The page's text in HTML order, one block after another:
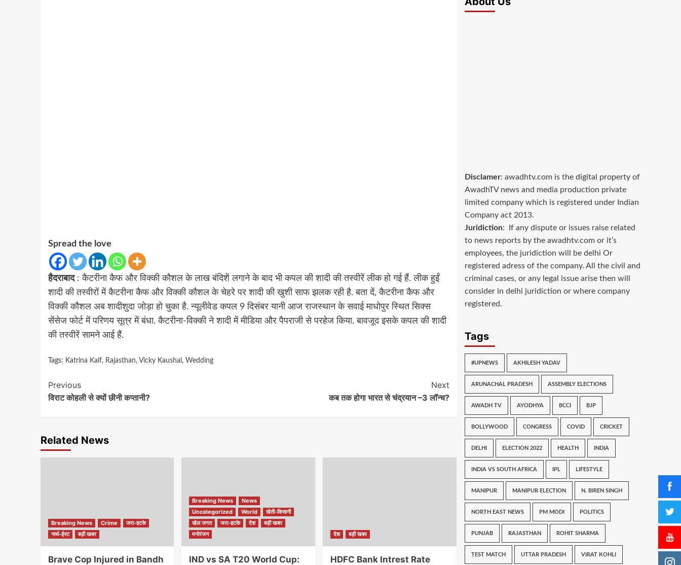
Spread the love
हैदराबाद: कैटरीना कैफ और विक्की कौशल के लाख बंदिशें लगाने के बाद भी कपल की शादी की तस्वीरें लीक हो गई हैं. लीक हुईं
शादी की तस्वीरों में कैटरीना कैफ और विक्की कौशल के चेहरे पर शादी की खुशी साफ झलक रही है. बता दें, कैटरीना कैफ और
विक्की कौशल अब शादीशुदा जोड़ा हो चुका है. न्यूलीवेड कपल 9 दिसंबर यानी आज राजस्थान के सवाई माधोपुर स्थित सिक्स
सेंसेज फोर्ट में परिणय सूत्र में बंधा. कैटरीना-विक्की ने शादी में मीडिया और पैपराजी से परहेज किया. बावजूद इसके कपल की शादी
की तस्वीरें सामने आई हैं.
Tags: Katrina Kaif, Rajasthan, Vicky Kaushal , Wedding
Continue
Reading
Previous
विराट कोहली से क्यों छीनी कप्तानी?
Next
कब तक होगा भारत से चंद्रयान –3 लॉन्च?
Related News
Breaking News Crime
जरा-हटके
नार्थ-ईस्ट
बड़ी खबर
Brave Cop Injured in Bandh
Breaking News
News
Uncategorized
World
खेती-किसानी
खेल जगत
जरा-हटके देश
बड़ी खबर
मनोरंजन
IND vs SA T20 World Cup:
देश बड़ी खबर
HDFC Bank Intrest Rate
Disclamer: awadhtv.com is the digital property of
AwadhTV news and media production private
limited company which is registered under Indian
Company act 2013.
Juridiction: If any dispute or issues raise related
to news reports by the awadhtv.com or it’s
employees, the juridiction will be delhi Or
registered adress of the company. All the civil and
criminal cases, or any legal issue arise then will
consider in delhi juridiction or where company
registered.
Tags
#UPNEWS AKHILESH YADAV
ARUNACHAL PRADESH ASSEMBLY ELECTIONS
AWADH TV AYODHYA BCCI BJP
BOLLYWOOD CONGRESS COVID CRICKET
DELHI ELECTION 2022 HEALTH INDIA
INDIA VS SOUTH AFRICA IPL LIFESTYLE
MANIPUR MANIPUR ELECTION N. BIREN SINGH
NORTH EAST NEWS PM MODI POLITICS
PUNJAB RAJASTHAN ROHIT SHARMA
TEST MATCH UTTAR PRADESH VIRAT KOHLI